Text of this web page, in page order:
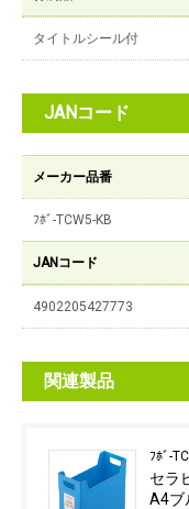
タイトルシール付
JANコード
メーカー品番
ﾌﾎﾞ-TCW5-KB
JANコード
4902205427773
関連製品
ﾌﾎﾞ-
セラ
A4ブ